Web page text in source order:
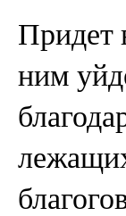
Придет
ним